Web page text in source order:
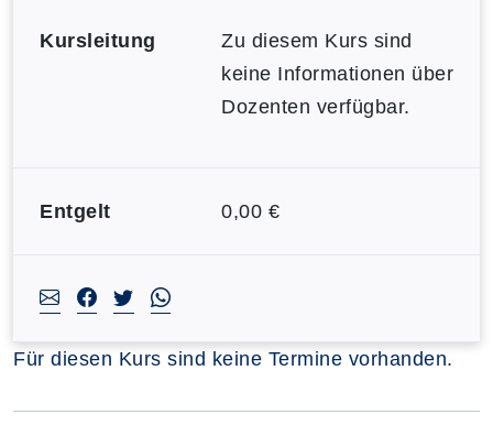
Kursleitung
Zu diesem Kurs sind
keine Informationen über
Dozenten verfügbar.
Entgelt 0,00 €
Für diesen Kurs sind keine Termine vorhanden.